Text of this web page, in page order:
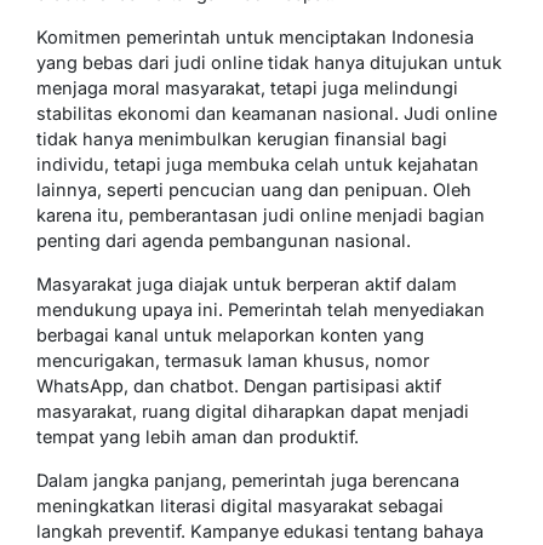
Komitmen pemerintah untuk menciptakan Indonesia
yang bebas dari judi online tidak hanya ditujukan untuk
menjaga moral masyarakat, tetapi juga melindungi
stabilitas ekonomi dan keamanan nasional. Judi online
tidak hanya menimbulkan kerugian finansial bagi
individu, tetapi juga membuka celah untuk kejahatan
lainnya, seperti pencucian uang dan penipuan. Oleh
karena itu, pemberantasan judi online menjadi bagian
penting dari agenda pembangunan nasional.
Masyarakat juga diajak untuk berperan aktif dalam
mendukung upaya ini. Pemerintah telah menyediakan
berbagai kanal untuk melaporkan konten yang
mencurigakan, termasuk laman khusus, nomor
WhatsApp, dan chatbot. Dengan partisipasi aktif
masyarakat, ruang digital diharapkan dapat menjadi
tempat yang lebih aman dan produktif.
Dalam jangka panjang, pemerintah juga berencana
meningkatkan literasi digital masyarakat sebagai
langkah preventif. Kampanye edukasi tentang bahaya